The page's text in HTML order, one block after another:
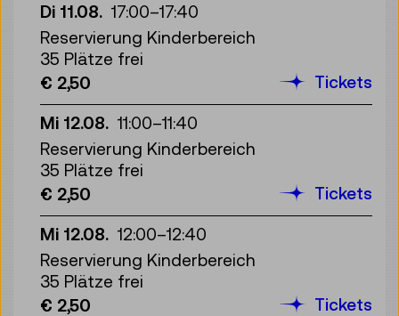
Di 11.08. 17:00–17:40
Reservierung Kinderbereich
35 Plätze frei
€ 2,50
Tickets
Mi 12.08. 11:00–11:40
Reservierung Kinderbereich
35 Plätze frei
€ 2,50
Tickets
Mi 12.08. 12:00–12:40
Reservierung Kinderbereich
35 Plätze frei
€ 2,50
Tickets